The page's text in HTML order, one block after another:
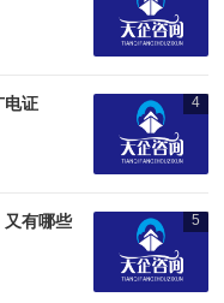
4
电证
5
又有哪些